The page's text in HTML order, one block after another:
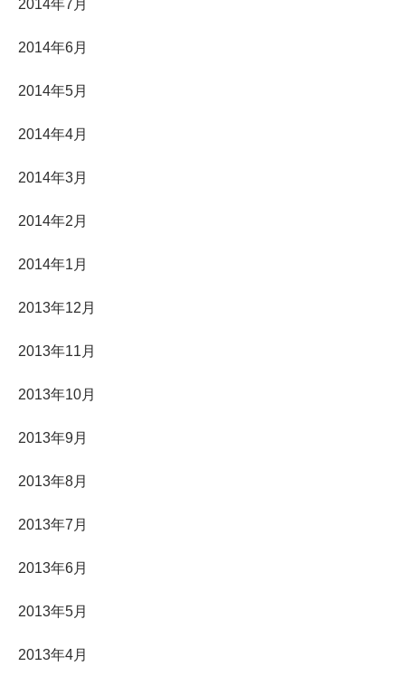
2014年7月
2014年6月
2014年5月
2014年4月
2014年3月
2014年2月
2014年1月
2013年12月
2013年11月
2013年10月
2013年9月
2013年8月
2013年7月
2013年6月
2013年5月
2013年4月